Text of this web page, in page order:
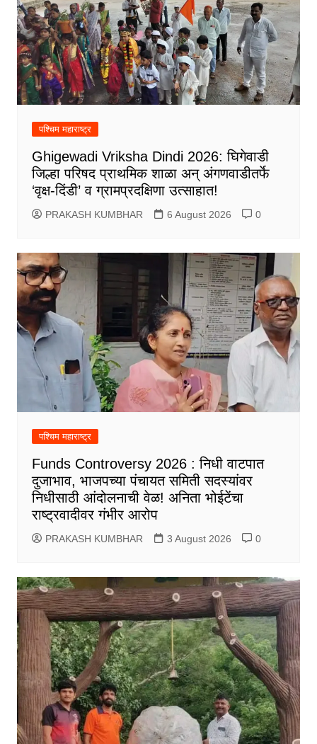
पश्चिम महाराष्ट्र
Ghigewadi Vriksha Dindi 2026: घिगेवाडी
जिल्हा परिषद प्राथमिक शाळा अन् अंगणवाडीतर्फे
‘वृक्ष-दिंडी’ व ग्रामप्रदक्षिणा उत्साहात!
PRAKASH KUMBHAR 6 August 2026 0
पश्चिम महाराष्ट्र
Funds Controversy 2026 : निधी वाटपात
दुजाभाव, भाजपच्या पंचायत समिती सदस्यांवर
निधीसाठी आंदोलनाची वेळ! अनिता भोईटेंचा
राष्ट्रवादीवर गंभीर आरोप
PRAKASH KUMBHAR 3 August 2026 0